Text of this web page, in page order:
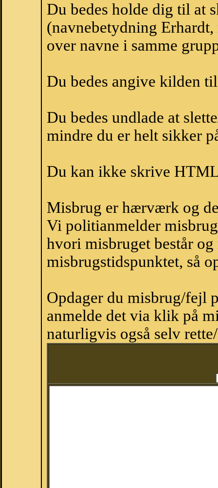
Du bedes holde dig til at
(navnebetydning
over navne i samme
Du bedes angive kilden
Du bedes undlade at
mindre du er helt sikker
Du kan ikke skrive
Misbrug er hærværk og
Vi politianmelder
hvori misbruget består
misbrugstidspunktet, så
Opdager du misbrug/fejl
anmelde det via klik på
naturligvis også selv